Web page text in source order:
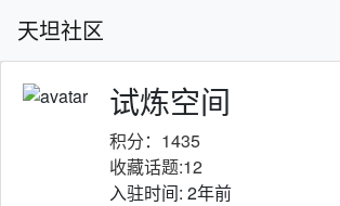
天坦社区
试炼空间
积分：1435
收藏话题:12
入驻时间: 2年前